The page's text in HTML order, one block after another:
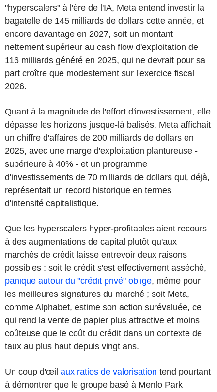
"hyperscalers" à l'ère de l'IA, Meta entend investir la
bagatelle de 145 milliards de dollars cette année, et
encore davantage en 2027, soit un montant
nettement supérieur au cash flow d'exploitation de
116 milliards généré en 2025, qui ne devrait pour sa
part croître que modestement sur l'exercice fiscal
2026.
Quant à la magnitude de l'effort d'investissement, elle
dépasse les horizons jusque-là balisés. Meta affichait
un chiffre d'affaires de 200 milliards de dollars en
2025, avec une marge d'exploitation plantureuse -
supérieure à 40% - et un programme
d'investissements de 70 milliards de dollars qui, déjà,
représentait un record historique en termes
d'intensité capitalistique.
Que les hyperscalers hyper-profitables aient recours
à des augmentations de capital plutôt qu'aux
marchés de crédit laisse entrevoir deux raisons
possibles : soit le crédit s'est effectivement asséché,
panique autour du "crédit privé" oblige, même pour
les meilleures signatures du marché ; soit Meta,
comme Alphabet, estime son action surévaluée, ce
qui rend la vente de papier plus attractive et moins
coûteuse que le coût du crédit dans un contexte de
taux au plus haut depuis vingt ans.
Un coup d'œil aux ratios de valorisation tend pourtant
à démontrer que le groupe basé à Menlo Park